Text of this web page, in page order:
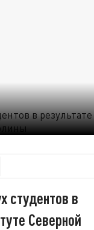
студентов в
Северной